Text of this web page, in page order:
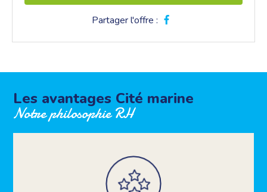
Partager l'offre :
Les avantages Cité marine
Notre philosophie RH